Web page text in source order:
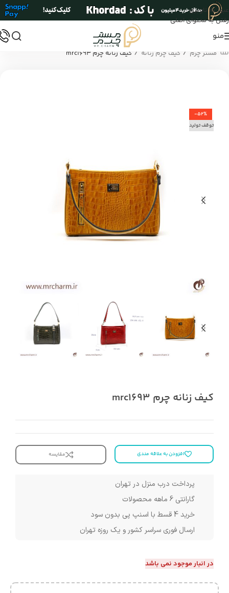
عبور به ناوبری
رفتن به محتوای اصلی
منو
مستر چرم / کیف چرم زنانه / کیف زنانه چرم mrc1693
-52%
توقف تولید
کیف زنانه چرم mrc1693
افزودن به علاقه مندی مقایسه
پرداخت درب منزل در تهران
گارانتی 6 ماهه محصولات
خرید 4 قسط با اسنپ پی بدون سود
ارسال فوری سراسر کشور و یک روزه تهران
در انبار موجود نمی باشد